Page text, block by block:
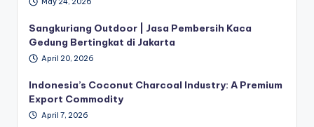
May 24, 2026
Sangkuriang Outdoor | Jasa Pembersih Kaca
Gedung Bertingkat di Jakarta
April 20, 2026
Indonesia’s Coconut Charcoal Industry: A Premium
Export Commodity
April 7, 2026